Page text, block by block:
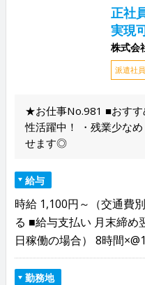
正社
実現
株式会
派遣社員
★お仕事No.981 ■おすす
性活躍中！ ・残業少な
せます◎
給与
時給 1,100円～（交通費
る ■給与支払い 月末締め
日稼働の場合） 8時間
勤務地